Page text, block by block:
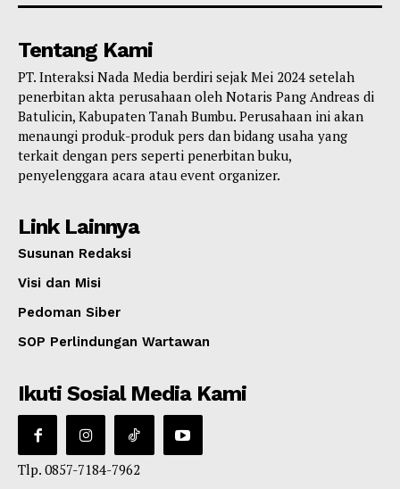
Tentang Kami
PT. Interaksi Nada Media berdiri sejak Mei 2024 setelah
penerbitan akta perusahaan oleh Notaris Pang Andreas di
Batulicin, Kabupaten Tanah Bumbu. Perusahaan ini akan
menaungi produk-produk pers dan bidang usaha yang
terkait dengan pers seperti penerbitan buku,
penyelenggara acara atau event organizer.
Link Lainnya
Susunan Redaksi
Visi dan Misi
Pedoman Siber
SOP Perlindungan Wartawan
Ikuti Sosial Media Kami
Tlp. 0857-7184-7962